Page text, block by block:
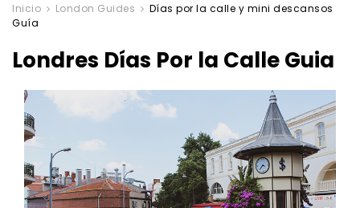
Contenido
meú
Inicio London Guides
Días por la calle y mini descansos
Guía
Londres Días Por la Calle Guia